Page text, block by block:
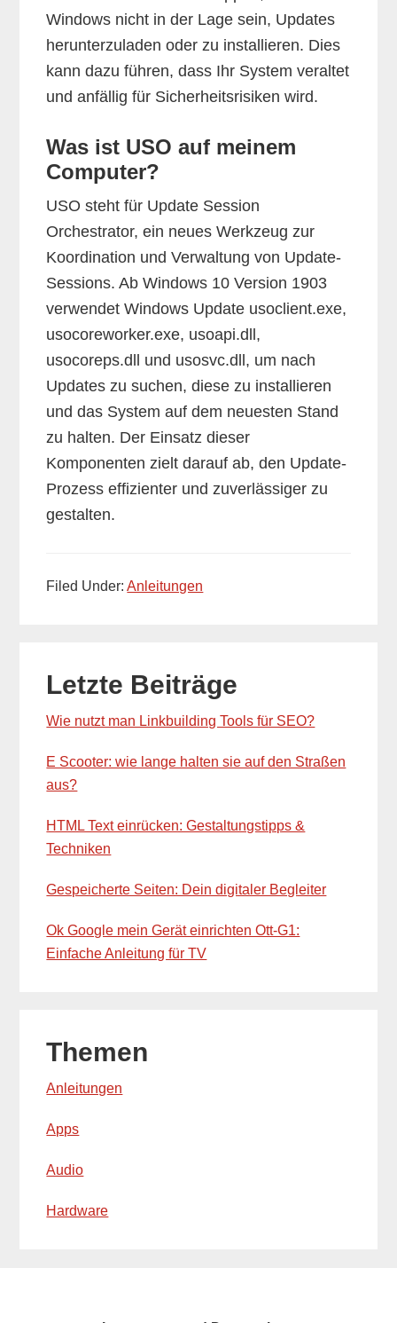
Windows nicht in der Lage sein, Updates
herunterzuladen oder zu installieren. Dies
kann dazu führen, dass Ihr System veraltet
und anfällig für Sicherheitsrisiken wird.
Was ist USO auf meinem
Computer?
USO steht für Update Session
Orchestrator, ein neues Werkzeug zur
Koordination und Verwaltung von Update-
Sessions. Ab Windows 10 Version 1903
verwendet Windows Update usoclient.exe,
usocoreworker.exe, usoapi.dll,
usocoreps.dll und usosvc.dll, um nach
Updates zu suchen, diese zu installieren
und das System auf dem neuesten Stand
zu halten. Der Einsatz dieser
Komponenten zielt darauf ab, den Update-
Prozess effizienter und zuverlässiger zu
gestalten.
Filed Under:Anleitungen
Sidebar
Letzte Beiträge
Wie nutzt man Linkbuilding Tools für SEO?
E Scooter: wie lange halten sie auf den Straßen
aus?
HTML Text einrücken: Gestaltungstipps &
Techniken
Gespeicherte Seiten: Dein digitaler Begleiter
Ok Google mein Gerät einrichten Ott-G1:
Einfache Anleitung für TV
Themen
Anleitungen
Apps
Audio
Hardware